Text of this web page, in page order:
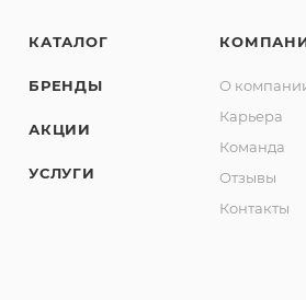
КАТАЛОГ
БРЕНДЫ
АКЦИИ
УСЛУГИ
О
Карьера
Команда
Отзывы
Контакты